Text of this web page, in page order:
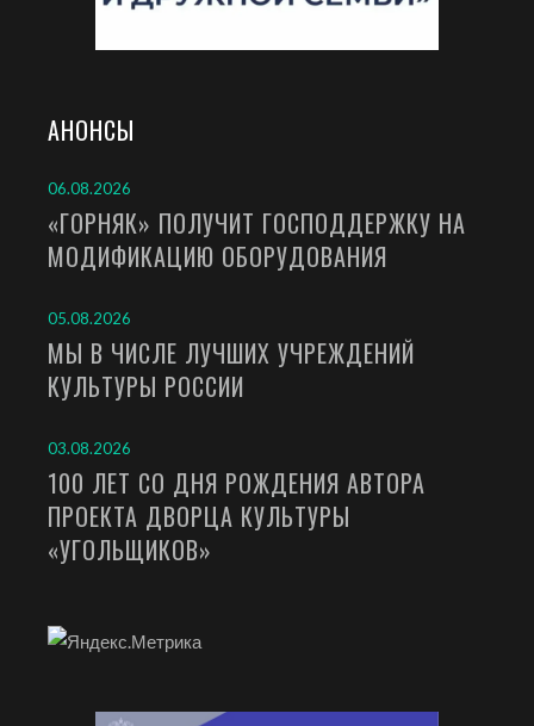
АНОНСЫ
06.08.2026
«ГОРНЯК» ПОЛУЧИТ ГОСПОДДЕРЖКУ НА
МОДИФИКАЦИЮ ОБОРУДОВАНИЯ
05.08.2026
МЫ В ЧИСЛЕ ЛУЧШИХ УЧРЕЖДЕНИЙ
КУЛЬТУРЫ РОССИИ
03.08.2026
100 ЛЕТ СО ДНЯ РОЖДЕНИЯ АВТОРА
ПРОЕКТА ДВОРЦА КУЛЬТУРЫ
«УГОЛЬЩИКОВ»